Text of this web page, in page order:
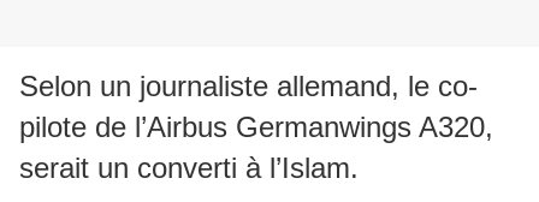
Selon un journaliste allemand, le co-
pilote de l’Airbus Germanwings A320,
serait un converti à l’Islam.